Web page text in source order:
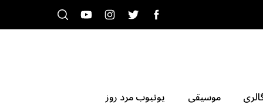
موسیقی یوتیوب مرد روز